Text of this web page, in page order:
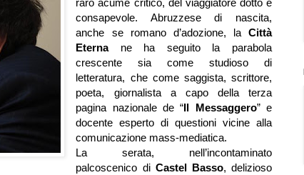
raro acume critico, del viaggiatore dotto e
consapevole. Abruzzese di nascita,
anche se romano d’adozione, la Città
Eternane ha seguito la parabola
crescente sia come studioso di
letteratura, che come saggista, scrittore,
poeta, giornalista a capo della terza
pagina nazionale de “Il Messaggero” e
docente esperto di questioni vicine alla
comunicazione mass-mediatica.
La serata, nell’incontaminato
palcoscenico di Castel Basso, delizioso